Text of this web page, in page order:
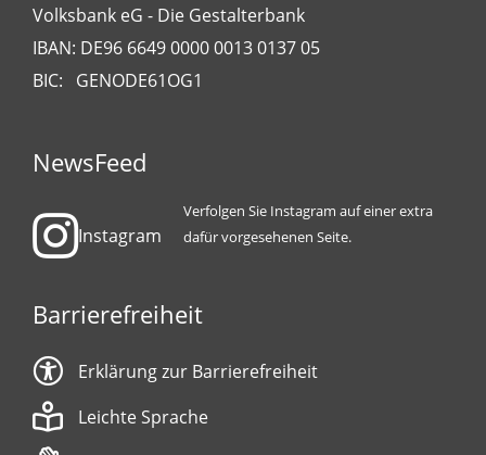
Volksbank eG - Die Gestalterbank
IBAN: DE96 6649 0000 0013 0137 05
BIC: GENODE61OG1
NewsFeed
Instagram
Verfolgen Sie Instagram auf einer extra
dafür vorgesehenen Seite.
Barrierefreiheit
Erklärung zur Barrierefreiheit
Leichte Sprache